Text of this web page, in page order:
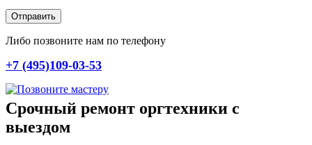
Отправить
Либо позвоните нам по телефону
+7 (495)109-03-53
Срочный ремонт оргтехники с
выездом